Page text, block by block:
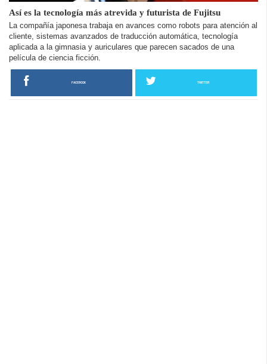
Así es la tecnología más atrevida y futurista de Fujitsu
La compañía japonesa trabaja en avances como robots para atención al
cliente, sistemas avanzados de traducción automática, tecnología
aplicada a la gimnasia y auriculares que parecen sacados de una
película de ciencia ficción.
FACEBOOK TWITTER